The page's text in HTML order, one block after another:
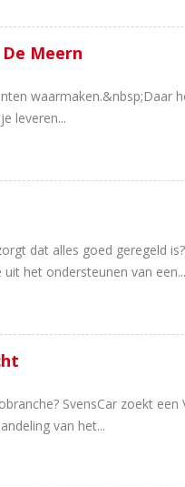
Meern
waarmaken.&nbsp;Daar
leveren...
dat alles goed geregeld
het ondersteunen van een...
SvensCar zoekt een
van het...